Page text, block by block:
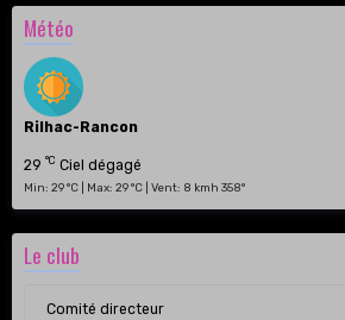
Météo
Rilhac-Rancon
29 °C Ciel dégagé
Min: 29 °C | Max: 29 °C | Vent: 8 kmh 358°
Le club
Comité directeur